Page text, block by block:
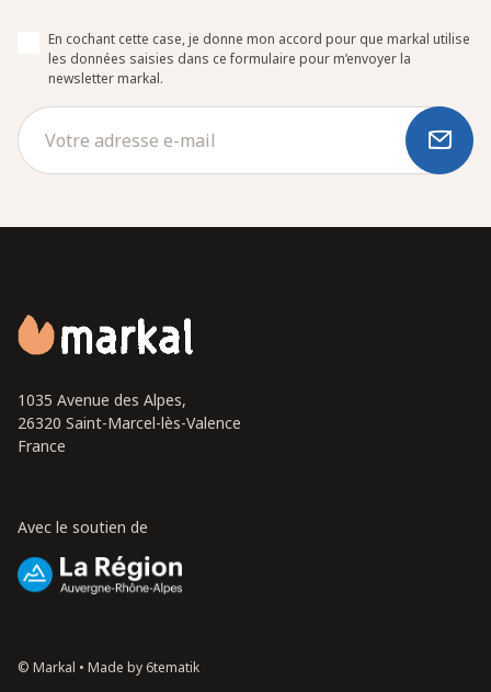
En cochant cette case, je donne mon accord pour que markal utilise
les données saisies dans ce formulaire pour m’envoyer la
newsletter markal.
1035 Avenue des Alpes,
26320 Saint-Marcel-lès-Valence
France
Avec le soutien de
© Markal • Made by 6tematik